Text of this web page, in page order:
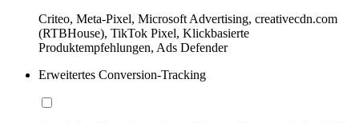
Criteo, Meta-Pixel, Microsoft Advertising, creativecdn.com
(RTBHouse), TikTok Pixel, Klickbasierte
Produktempfehlungen, Ads Defender
Erweitertes Conversion-Tracking